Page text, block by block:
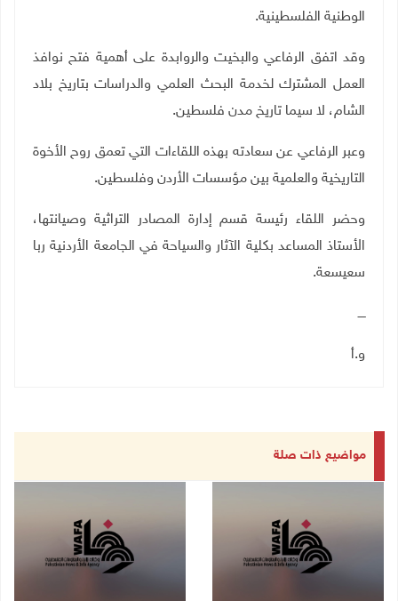
الوطنية الفلسطينية.
وقد اتفق الرفاعي والبخيت والروابدة على أهمية فتح نوافذ
العمل المشترك لخدمة البحث العلمي والدراسات بتاريخ بلاد
الشام، لا سيما تاريخ مدن فلسطين.
وعبر الرفاعي عن سعادته بهذه اللقاءات التي تعمق روح الأخوة
التاريخية والعلمية بين مؤسسات الأردن وفلسطين.
وحضر اللقاء رئيسة قسم إدارة المصادر التراثية وصيانتها،
الأستاذ المساعد بكلية الآثار والسياحة في الجامعة الأردنية ربا
سعيسعة.
ــــ
و.أ
مواضيع ذات صلة